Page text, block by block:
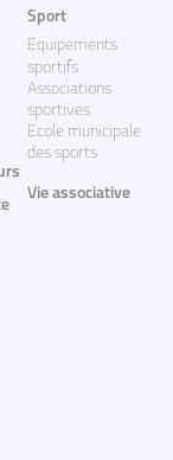
Sport
Equipements
sportifs
Associations
sportives
Ecole municipale
des sports
Vie associative